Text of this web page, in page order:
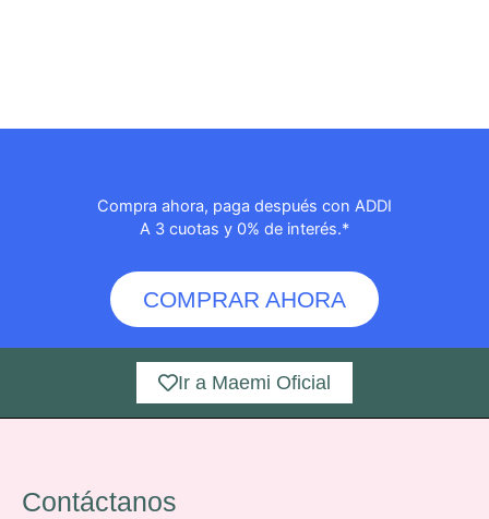
Compra ahora, paga después con ADDI
A 3 cuotas y 0% de interés.*
COMPRAR AHORA
Ir a Maemi Oficial
Contáctanos